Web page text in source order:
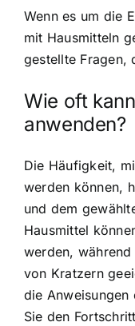
Wenn es um die
mit Hausmitteln
gestellte Fragen,
Wie oft
anwenden?
Die Häufigkeit,
werden können,
und dem
Hausmittel
werden,
von Kratzern
die Anweisungen
Sie den